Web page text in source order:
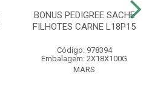
BONUS PEDIGREE SACHE
FILHOTES CARNE L18P15
Código: 978394
Embalagem: 2X18X100G
MARS